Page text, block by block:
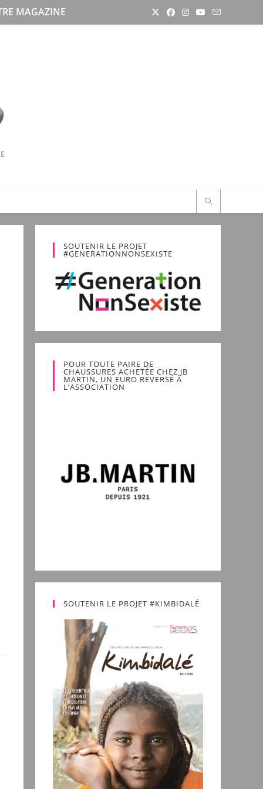
MAGAZINE
SOUTENIR LE PROJET
#GENERATIONNONSEXISTE
POUR TOUTE PAIRE DE
CHAUSSURES ACHETÉE CHEZ JB
MARTIN, UN EURO REVERSÉ À
L’ASSOCIATION
SOUTENIR LE PROJET #KIMBIDALÉ